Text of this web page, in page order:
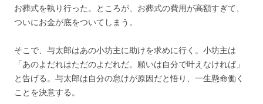
お葬式を執り行った。ところが、お葬式の費用が高額すぎて、
ついにお金が底をついてしまう。
そこで、与太郎はあの小坊主に助けを求めに行く。小坊主は
「あのよだれはただのよだれだ。願いは自分で叶えなければ」
と告げる。与太郎は自分の怠けが原因だと悟り、一生懸命働く
ことを決意する。